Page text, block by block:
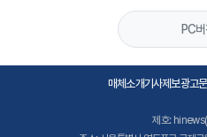
PC
매체소개기사제보광고
제호: